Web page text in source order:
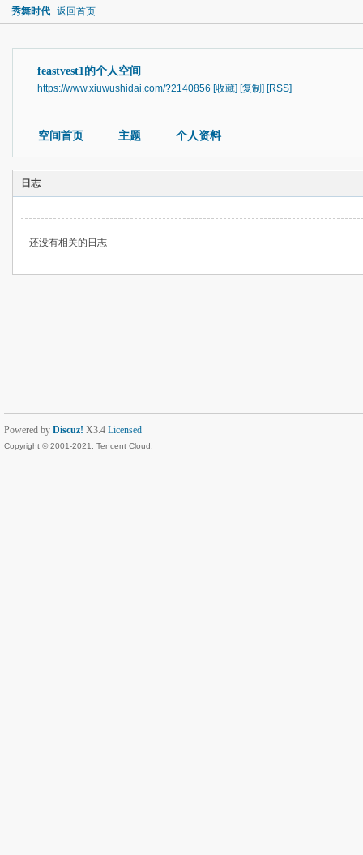
秀舞时代 返回首页
feastvest1的个人空间
https://www.xiuwushidai.com/?2140856 [收藏] [复制] [RSS]
空间首页 主题 个人资料
日志
还没有相关的日志
Powered by Discuz! X3.4 Licensed
Copyright © 2001-2021, Tencent Cloud.